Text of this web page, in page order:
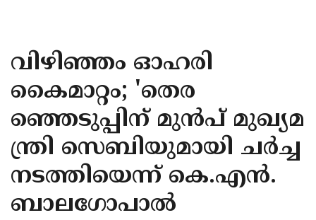
KANNUR
KASARAGOD
വിഴിഞ്ഞം ഓഹരി
കൈമാറ്റം; 'തെര
ഞ്ഞെടുപ്പിന് മുൻപ് മുഖ‍്യമ
ന്ത്രി സെബിയുമായി ചർച്ച
നടത്തിയെന്ന് കെ.എൻ.
ബാലഗോപാൽ ​​​​​​​